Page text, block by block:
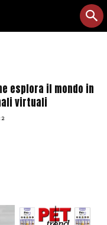
esplora il mondo in
virtuali